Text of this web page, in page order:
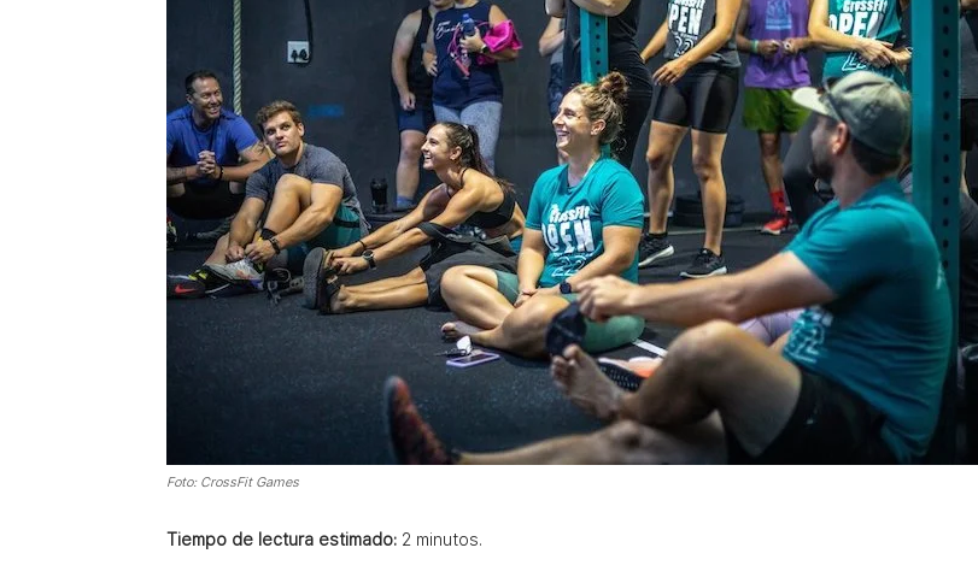
Foto: CrossFit Games
Tiempo de lectura estimado: 2 minutos.